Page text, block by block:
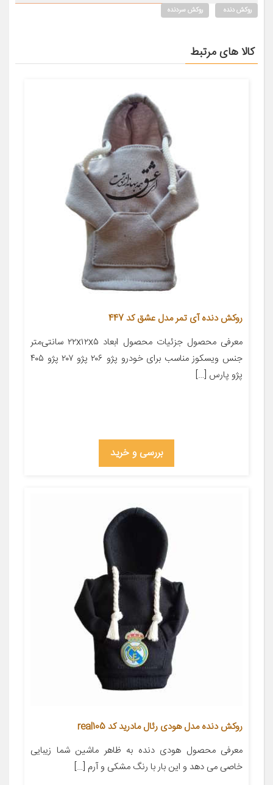
روکش دنده روکش سردنده
کالا های مرتبط
روکش دنده آی تمر مدل عشق کد 447
معرفی محصول جزئیات محصول ابعاد ۲۲x۱۲x۵ سانتی‌متر
جنس ویسکوز مناسب برای خودرو پژو ۲۰۶ پژو ۲۰۷ پژو ۴۰۵
پژو پارس […]
بررسی و خرید
روکش دنده مدل هودی رئال مادرید کد real105
معرفی محصول هودی دنده به ظاهر ماشین شما زیبایی
خاصی می دهد و این بار با رنگ مشکی و آرم […]